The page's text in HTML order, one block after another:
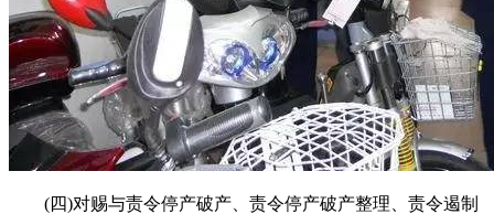
(四)对赐与责令停产破产、责令停产破产整理、责令遏制